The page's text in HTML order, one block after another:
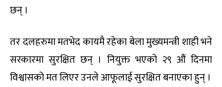
छन् ।
तर दलहरुमा मतभेद कायमै रहेका बेला मुख्यमन्त्री शाही भने
सरकारमा सुरक्षित छन् । नियुक्त भएको २९ औं दिनमा
विश्वासको मत लिएर उनले आफूलाई सुरक्षित बनाएका हुन् ।